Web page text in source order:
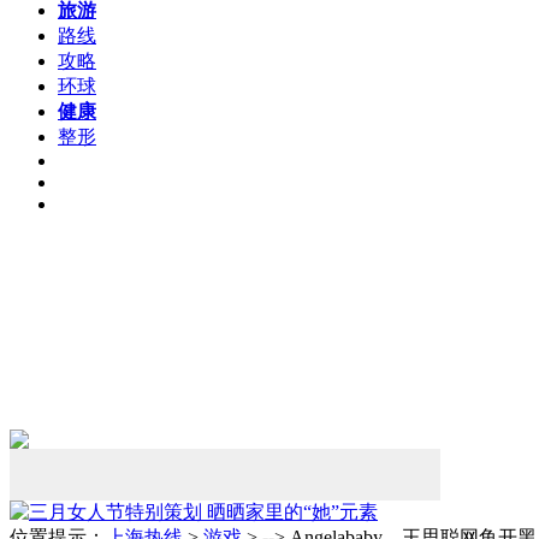
旅游
路线
攻略
环球
健康
整形